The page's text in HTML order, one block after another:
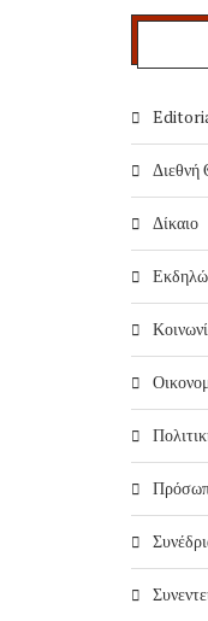
Διεθνή
Δίκαιο